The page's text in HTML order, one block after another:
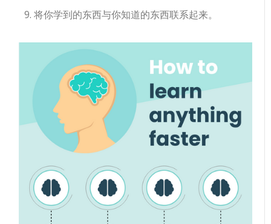
将你学到的东西与你知道的东西联系起来。